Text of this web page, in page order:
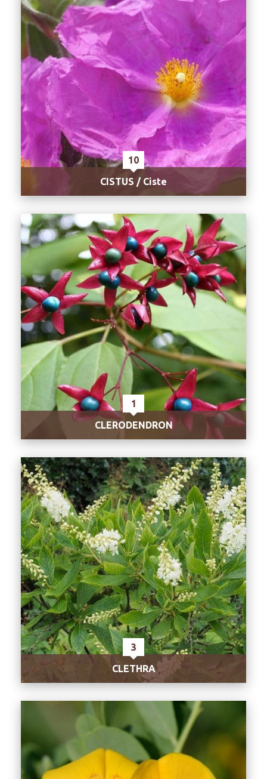
10
CISTUS / Ciste
1
CLERODENDRON
3
CLETHRA